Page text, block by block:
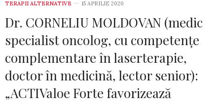
TERAPII ALTERNATIVE 15 APRILIE 2020
Dr. CORNELIU MOLDOVAN (medic
specialist oncolog, cu competenţe
complementare în laserterapie,
doctor în medicină, lector senior):
„ACTIValoe Forte favorizează